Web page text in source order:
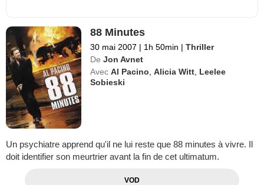
88 Minutes
30 mai 2007 | 1h 50min | Thriller
De Jon Avnet
Avec Al Pacino ,Alicia Witt Leelee
Sobieski
Un psychiatre apprend qu'il ne lui reste que 88 minutes à vivre. Il
doit identifier son meurtrier avant la fin de cet ultimatum.
VOD